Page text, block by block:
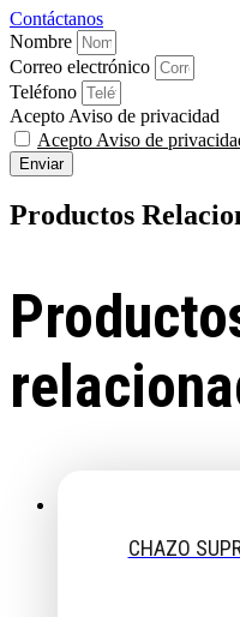
Contáctanos
Nombre
Correo electrónico
Teléfono
Acepto Aviso de privacidad
Acepto Aviso de
Enviar
Productos
CHAZO